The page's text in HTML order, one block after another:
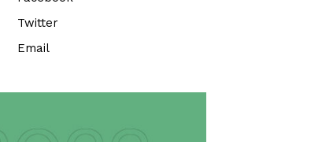
Twitter
Email